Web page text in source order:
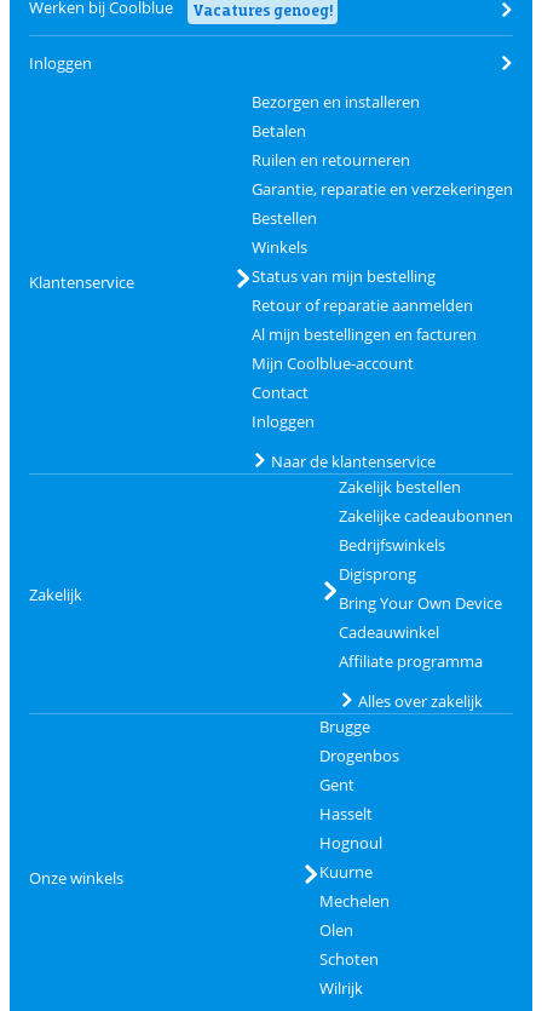
Werken bij Coolblue Vacatures genoeg!
Inloggen
Klantenservice
Bezorgen en installeren
Betalen
Ruilen en retourneren
Garantie, reparatie en verzekeringen
Bestellen
Winkels
Status van mijn bestelling
Retour of reparatie aanmelden
Al mijn bestellingen en facturen
Mijn Coolblue-account
Contact
Inloggen
Naar de klantenservice
Zakelijk
Zakelijk bestellen
Zakelijke cadeaubonnen
Bedrijfswinkels
Digisprong
Bring Your Own Device
Cadeauwinkel
Affiliate programma
Alles over zakelijk
Onze winkels
Brugge
Drogenbos
Gent
Hasselt
Hognoul
Kuurne
Mechelen
Olen
Schoten
Wilrijk